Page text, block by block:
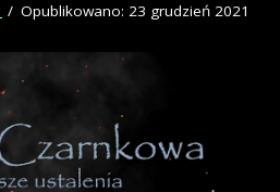
Opublikowano: 23 grudzień 2021